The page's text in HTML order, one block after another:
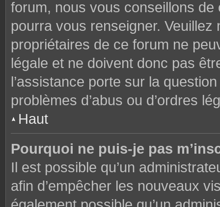
forum, nous vous conseillons
pourra vous renseigner.
propriétaires de ce forum ne
légale et ne doivent donc pas
l’assistance porte sur la
problèmes d’abus ou d’ordres
Haut
Pourquoi ne puis-je pas
Il est possible qu’un
afin d’empêcher les nouveaux